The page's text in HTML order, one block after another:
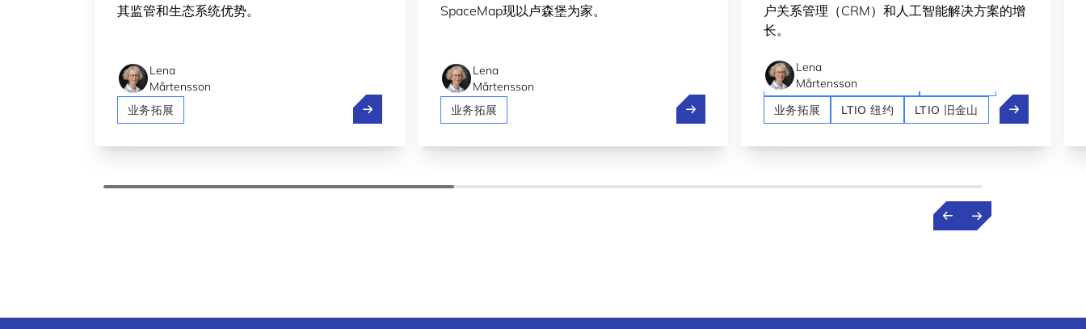
其监管和生态系统优势。
Lena
Mårtensson
业务拓展
Bolt、Pony.ai 和Stellantis在卢森堡测试自动驾驶
SpaceMap现以卢森堡为家。
Lena
Mårtensson
业务拓展
SpaceMap：从教授到卢森堡的航天科技创始人
户关系管理（CRM）和人工智能解决方案的增
长。
Lena
Mårtensson
业务拓展
LTIO 纽约 LTIO 旧金山
Artificial intelligence (AI)
SoftClouds在